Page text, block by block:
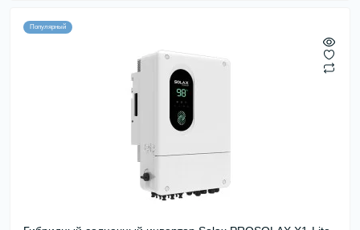
Популярный